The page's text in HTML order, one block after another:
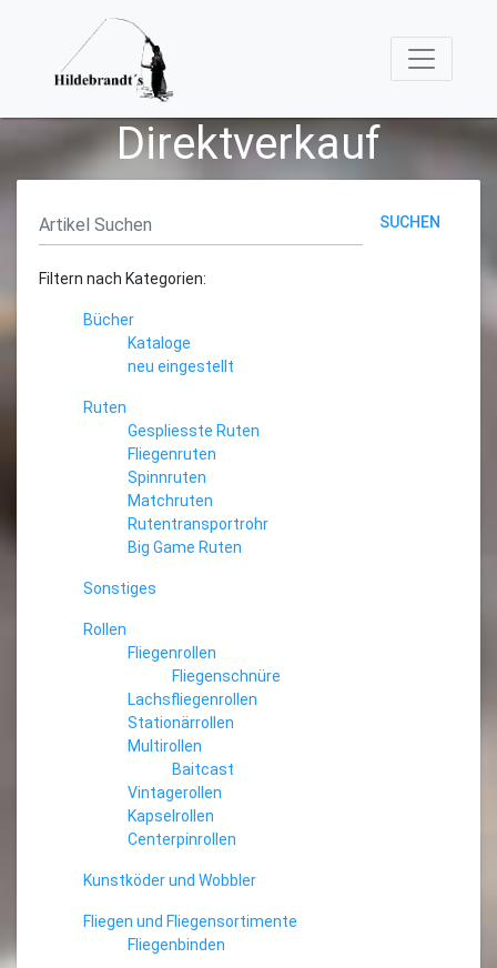
Direktverkauf
SUCHEN
Filtern nach Kategorien:
Bücher
Kataloge
neu eingestellt
Ruten
Gespliesste Ruten
Fliegenruten
Spinnruten
Matchruten
Rutentransportrohr
Big Game Ruten
Sonstiges
Rollen
Fliegenrollen
Fliegenschnüre
Lachsfliegenrollen
Stationärrollen
Multirollen
Baitcast
Vintagerollen
Kapselrollen
Centerpinrollen
Kunstköder und Wobbler
Fliegen und Fliegensortimente
Fliegenbinden